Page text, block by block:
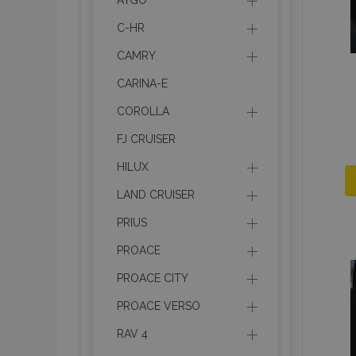
C-HR
CAMRY
CARINA-E
COROLLA
FJ CRUISER
HILUX
LAND CRUISER
PRIUS
PROACE
PROACE CITY
PROACE VERSO
RAV 4